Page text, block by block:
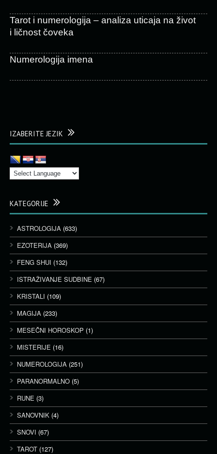
Tarot i numerologija – analiza uticaja na život
i ličnost čoveka
Numerologija imena
IZABERITE JEZIK
KATEGORIJE
ASTROLOGIJA (633)
EZOTERIJA (369)
FENG SHUI (132)
ISTRAŽIVANJE SUDBINE (67)
KRISTALI (109)
MAGIJA (233)
MESEČNI HOROSKOP (1)
MISTERIJE (16)
NUMEROLOGIJA (251)
PARANORMALNO (5)
RUNE (3)
SANOVNIK (4)
SNOVI (67)
TAROT (127)